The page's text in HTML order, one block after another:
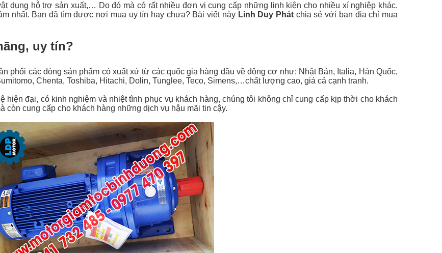
dụng hỗ trợ sản xuất,… Do đó mà có rất nhiều đơn vị cung cấp những linh kiện cho nhiều xí nghiệp khác.
nhất. Bạn đã tìm được nơi mua uy tín hay chưa? Bài viết này Linh Duy Phát chia sẻ với bạn địa chỉ mua
uy tín?
phối các dòng sản phẩm có xuất xứ từ các quốc gia hàng đầu về động cơ như: Nhật Bản, Italia, Hàn Quốc,
Chenta, Toshiba, Hitachi, Dolin, Tunglee, Teco, Simens,…chất lượng cao, giá cả cạnh tranh.
đại, có kinh nghiệm và nhiệt tình phục vụ khách hàng, chúng tôi không chỉ cung cấp kịp thời cho khách
cung cấp cho khách hàng những dịch vụ hậu mãi tin cậy.